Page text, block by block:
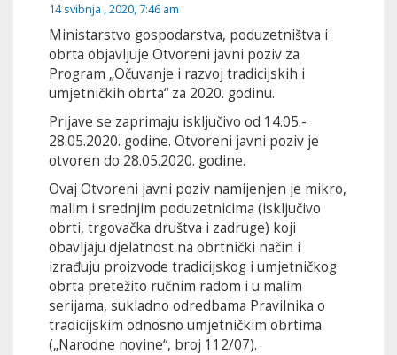
14 svibnja , 2020, 7:46 am
Ministarstvo gospodarstva, poduzetništva i
obrta objavljuje Otvoreni javni poziv za
Program „Očuvanje i razvoj tradicijskih i
umjetničkih obrta“ za 2020. godinu.
Prijave se zaprimaju isključivo od 14.05.-
28.05.2020. godine. Otvoreni javni poziv je
otvoren do 28.05.2020. godine.
Ovaj Otvoreni javni poziv namijenjen je mikro,
malim i srednjim poduzetnicima (isključivo
obrti, trgovačka društva i zadruge) koji
obavljaju djelatnost na obrtnički način i
izrađuju proizvode tradicijskog i umjetničkog
obrta pretežito ručnim radom i u malim
serijama, sukladno odredbama Pravilnika o
tradicijskim odnosno umjetničkim obrtima
(„Narodne novine“, broj 112/07).